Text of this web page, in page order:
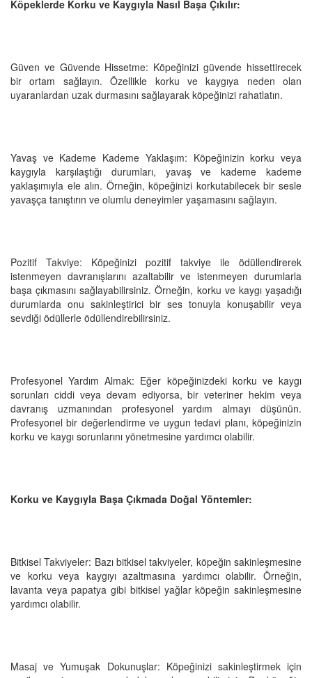
Köpeklerde Korku ve Kaygıyla Nasıl Başa Çıkılır:
Güven ve Güvende Hissetme: Köpeğinizi güvende hissettirecek
bir ortam sağlayın. Özellikle korku ve kaygıya neden olan
uyaranlardan uzak durmasını sağlayarak köpeğinizi rahatlatın.
Yavaş ve Kademe Kademe Yaklaşım: Köpeğinizin korku veya
kaygıyla karşılaştığı durumları, yavaş ve kademe kademe
yaklaşımıyla ele alın. Örneğin, köpeğinizi korkutabilecek bir sesle
yavaşça tanıştırın ve olumlu deneyimler yaşamasını sağlayın.
Pozitif Takviye: Köpeğinizi pozitif takviye ile ödüllendirerek
istenmeyen davranışlarını azaltabilir ve istenmeyen durumlarla
başa çıkmasını sağlayabilirsiniz. Örneğin, korku ve kaygı yaşadığı
durumlarda onu sakinleştirici bir ses tonuyla konuşabilir veya
sevdiği ödüllerle ödüllendirebilirsiniz.
Profesyonel Yardım Almak: Eğer köpeğinizdeki korku ve kaygı
sorunları ciddi veya devam ediyorsa, bir veteriner hekim veya
davranış uzmanından profesyonel yardım almayı düşünün.
Profesyonel bir değerlendirme ve uygun tedavi planı, köpeğinizin
korku ve kaygı sorunlarını yönetmesine yardımcı olabilir.
Korku ve Kaygıyla Başa Çıkmada Doğal Yöntemler:
Bitkisel Takviyeler: Bazı bitkisel takviyeler, köpeğin sakinleşmesine
ve korku veya kaygıyı azaltmasına yardımcı olabilir. Örneğin,
lavanta veya papatya gibi bitkisel yağlar köpeğin sakinleşmesine
yardımcı olabilir.
Masaj ve Yumuşak Dokunuşlar: Köpeğinizi sakinleştirmek için